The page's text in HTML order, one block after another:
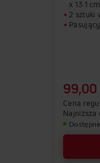
x 13.1 cm
2 sztuki
99,00
Cena
Najniższa
Dostępne